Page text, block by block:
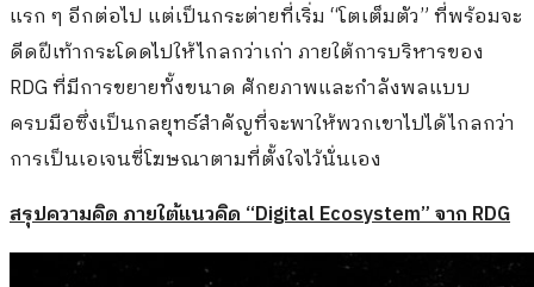
แรก ๆ อีกต่อไป แต่เป็นกระต่ายที่เริ่ม “โตเต็มตัว” ที่พร้อมจะ
ดีดฝีเท้ากระโดดไปให้ไกลกว่าเก่า ภายใต้การบริหารของ
RDG ที่มีการขยายทั้งขนาด ศักยภาพและกำลังพลแบบ
ครบมือซึ่งเป็นกลยุทธ์สำคัญที่จะพาให้พวกเขาไปได้ไกลกว่า
การเป็นเอเจนซี่โฆษณาตามที่ตั้งใจไว้นั่นเอง
สรุปความคิด ภายใต้แนวคิด“Digital Ecosystem”จากRDG